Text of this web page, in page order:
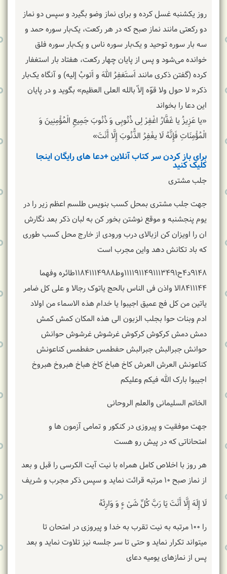
روز یکشنبه غسل کرده و برای نماز وضو بگیرد و سپس دو نماز
دو رکعتی مانند نماز صبح که در هر رکعت، یک‌بار سوره حمد و
سه بار سوره توحید و یک‌بار سوره ناس و یک‌بار سوره فلق
خوانده می‌شود و پس از پایان چهار رکعت، هفتاد بار استغفار
کرده (گفتن ذکری مانند اَستَغفِرُ اللهَ و اَتوبُ إلیه) و آنگاه یک‌بار
ذکر« لا حول ولا قوّه إلاّ بالله العلی العظیم» بگوید و در پایان
این دعا را بخواند
«یا عَزِیزُ یا غَفَّارُ اغْفِرْ لِی ذُنُوبِی وَ ذُنُوبَ جَمِیعِ الْمُؤْمِنِینَ وَ
الْمُؤْمِنَاتِ فَإِنَّهُ لَا یغْفِرُ الذُّنُوبَ إِلَّا أَنْتَ»
برای باز کردن سر کتاب آنلاین +دعا های رایگان اینجا
کلیک کنید
جلب مشتری
جهت جلب مشتری بمحل کسب بنویس طلسم اعظم زیر را در
یوم پنجشنبه و موقع نوشتن بخور کن به لبان ذکر بعد نگارش
ان را اویزان کن ازبالای درب ورودی از خارج محل کسب طوری
که باد تکانش دهد واین مجرب است
۹۱۴۸د۴ح۱۱۱۱۹۱۱۴۹۱۱۱۳۴۹۱وط۱۱۸۴۱۱۱۴۹۸۸طائره وفهما
۸۴۱۱۱۴۴الا واذن فی الناس بالحج یاتوک رجالا و علی کل ضامر
یاتین من کل فج عمیق اجیبوا یا خدام هذه الاسماء من اولاد
ادم وبنات حوا بجلب الزبون الی هذه المکان کمش کمش
دمش دمش کرکوش کرکوش غرشوش غرشوش حوانش
حوانش جبرالبش جبرالبش حفطمس حفطمس کناعونش
کناعونش العرش العرش کاخ هباخ کاخ هباخ هبروخ هبروخ
اجیبوا بارک الله فیکم وعلیکم
الخاتم السلیمانی والعلم الروحانی
جهت موفقیت و پیروزی در کنکور و تمامی آزمون ها و
امتحاناتی که در پیش رو هست
هر روز با اخلاص کامل همراه با نیت آیت الکرسی را قبل و بعد
از نماز صبح ۱۰ مرتبه قرائت نماید و سپس ذکر مجرب و شریف
لَا إِلَهَ إِلَّا أَنْتَ یَا رَبَّ کُلِّ شَیْ ءٍ وَ وَارِثَهُ
را ۱۰۰ مرتبه به نیت تقرب به خدا و پیروزی در امتحان تا
میتواند تکرار نماید و حتی تا سر جلسه نیز تلاوت نماید و بعد
پس از نمازهای یومیه دعای